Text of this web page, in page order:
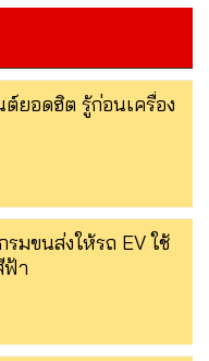
ยอดฮิต รู้ก่อนเครื่อง
มขนส่งให้รถ EV ใช้
ฟ้า